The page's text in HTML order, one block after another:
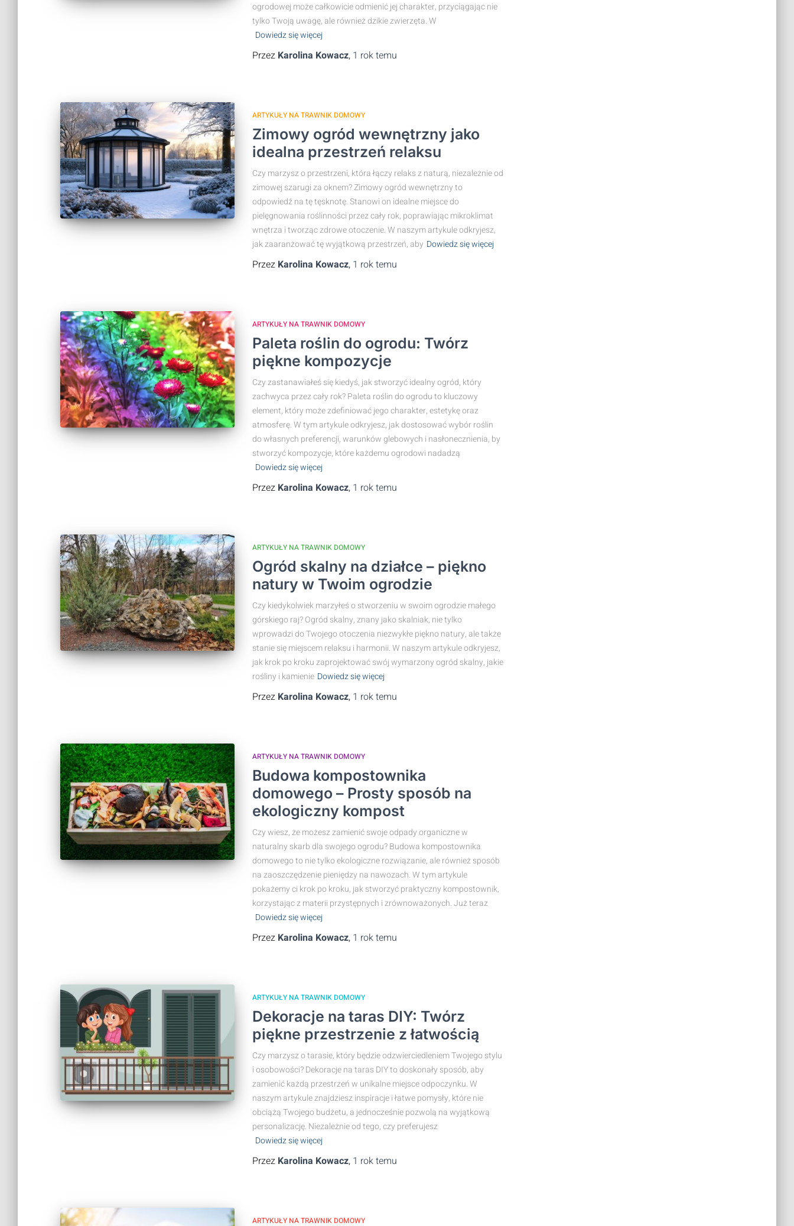
ogrodowej może całkowicie odmienić jej charakter, przyciągając nie
tylko Twoją uwagę, ale również dzikie zwierzęta. W
Dowiedz się więcej
Przez Karolina Kowacz, 1 roktemu
ARTYKUŁY NA TRAWNIK DOMOWY
Zimowy ogród wewnętrzny jako
idealna przestrzeń relaksu
Czy marzysz o przestrzeni, która łączy relaks z naturą, niezależnie od
zimowej szarugi za oknem? Zimowy ogród wewnętrzny to
odpowiedź na tę tęsknotę. Stanowi on idealne miejsce do
pielęgnowania roślinności przez cały rok, poprawiając mikroklimat
wnętrza i tworząc zdrowe otoczenie. W naszym artykule odkryjesz,
jak zaaranżować tę wyjątkową przestrzeń, aby Dowiedz się więcej
Przez Karolina Kowacz, 1 roktemu
ARTYKUŁY NA TRAWNIK DOMOWY
Paleta roślin do ogrodu: Twórz
piękne kompozycje
Czy zastanawiałeś się kiedyś, jak stworzyć idealny ogród, który
zachwyca przez cały rok? Paleta roślin do ogrodu to kluczowy
element, który może zdefiniować jego charakter, estetykę oraz
atmosferę. W tym artykule odkryjesz, jak dostosować wybór roślin
do własnych preferencji, warunków glebowych i nasłonecznienia, by
stworzyć kompozycje, które każdemu ogrodowi nadadzą
Dowiedz się więcej
Przez Karolina Kowacz, 1 roktemu
ARTYKUŁY NA TRAWNIK DOMOWY
Ogród skalny na działce – piękno
natury w Twoim ogrodzie
Czy kiedykolwiek marzyłeś o stworzeniu w swoim ogrodzie małego
górskiego raj? Ogród skalny, znany jako skalniak, nie tylko
wprowadzi do Twojego otoczenia niezwykłe piękno natury, ale także
stanie się miejscem relaksu i harmonii. W naszym artykule odkryjesz,
jak krok po kroku zaprojektować swój wymarzony ogród skalny, jakie
rośliny i kamienie Dowiedz się więcej
Przez Karolina Kowacz, 1 roktemu
ARTYKUŁY NA TRAWNIK DOMOWY
Budowa kompostownika
domowego – Prosty sposób na
ekologiczny kompost
Czy wiesz, że możesz zamienić swoje odpady organiczne w
naturalny skarb dla swojego ogrodu? Budowa kompostownika
domowego to nie tylko ekologiczne rozwiązanie, ale również sposób
na zaoszczędzenie pieniędzy na nawozach. W tym artykule
pokażemy ci krok po kroku, jak stworzyć praktyczny kompostownik,
korzystając z materii przystępnych i zrównoważonych. Już teraz
Dowiedz się więcej
Przez Karolina Kowacz, 1 roktemu
ARTYKUŁY NA TRAWNIK DOMOWY
Dekoracje na taras DIY: Twórz
piękne przestrzenie z łatwością
Czy marzysz o tarasie, który będzie odzwierciedleniem Twojego stylu
i osobowości? Dekoracje na taras DIY to doskonały sposób, aby
zamienić każdą przestrzeń w unikalne miejsce odpoczynku. W
naszym artykule znajdziesz inspiracje i łatwe pomysły, które nie
obciążą Twojego budżetu, a jednocześnie pozwolą na wyjątkową
personalizację. Niezależnie od tego, czy preferujesz
Dowiedz się więcej
Przez Karolina Kowacz, 1 roktemu
ARTYKUŁY NA TRAWNIK DOMOWY